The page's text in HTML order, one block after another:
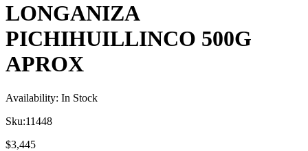
LONGANIZA
PICHIHUILLINCO 500G
APROX
Availability: In Stock
Sku:11448
$3,445